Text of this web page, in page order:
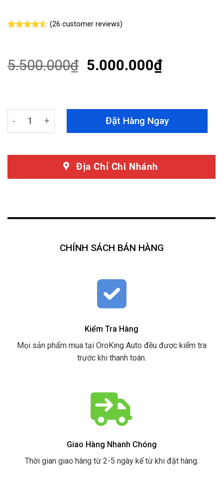
based on
customer
(26 customer reviews)
5.500.000₫ 5.000.000₫
Bọc Trần Da Lộn Xe Jaguar XJL quantity
Đặt Hàng Ngay
Địa Chỉ Chi Nhánh
CHÍNH SÁCH BÁN HÀNG
Kiểm Tra Hàng
Mọi sản phẩm mua tại OroKing Auto đều được kiểm tra
trước khi thanh toán.
Giao Hàng Nhanh Chóng
Thời gian giao hàng từ 2-5 ngày kể từ khi đặt hàng.